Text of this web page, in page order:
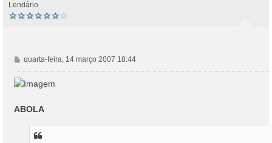
Lendário
M
e
n
g
quarta-feira, 14 março 2007 18:44
ABOLA